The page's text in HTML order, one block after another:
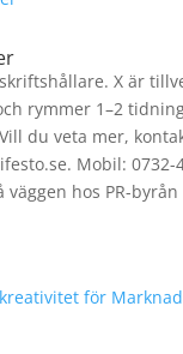
X är
rymmer 1–2
du veta mer,
Mobil: 0732-
väggen hos PR-